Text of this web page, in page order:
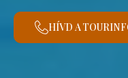
HÍVD A